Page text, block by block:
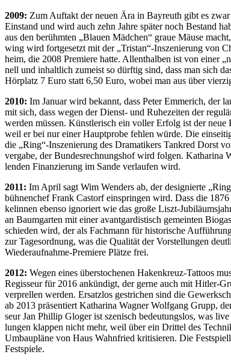
2009: Zum Auf­takt der neu­en Ära in Bay­reuth gibt es
Ein­stand und wird auch zehn Jah­re spä­ter noch Be­stand
aus den be­rühm­ten „Blau­en Mäd­chen“ graue Mäu­se
w­ing wird fort­ge­setzt mit der „Tristan“-Inszenierung von
heim, die 2008 Pre­mie­re hat­te. Al­lent­hal­ben ist von ei­ner
nell und in­halt­lich zu­meist so dürf­tig sind, dass man sich
Hör­platz 7 Euro statt 6,50 Euro, wo­bei man aus über
2010: Im Ja­nu­ar wird be­kannt, dass Pe­ter Em­me­rich, der
mit sich, dass we­gen der Dienst- und Ru­he­zei­ten der
wer­den müs­sen. Künst­le­risch ein vol­ler Er­folg ist der
weil er bei nur ei­ner Haupt­pro­be feh­len wür­de. Die
die „Ring“-Inszenierung des Dra­ma­ti­kers Tank­red Dorst
ver­ga­be, der Bun­des­rech­nungs­hof wird fol­gen. Ka­tha­ri­na
len­den Fi­nan­zie­rung im San­de ver­lau­fen wird.
2011: Im April sagt Wim Wen­ders ab, der de­si­gnier­te
büh­nen­chef Frank Cas­torf ein­sprin­gen wird. Dass die
ke­lin­nen eben­so igno­riert wie das gro­ße Liszt-
an Baum­gar­ten mit ei­ner avant­gar­dis­tisch ge­mein­ten
schie­den wird, der als Fach­mann für his­to­ri­sche
zur Ta­ges­ord­nung, was die Qua­li­tät der Vor­stel­lun­gen
Wie­der­auf­nah­me-Pre­mie­re Plät­ze frei.
2012: We­gen ei­nes über­sto­che­nen Ha­ken­kreuz-Tat­toos
Regisseur für 2016 an­kün­digt, der ger­ne auch mit Hit­ler-
ver­prel­len wer­den. Er­satz­los ge­stri­chen sind die
ab 2013 prä­sen­tiert Ka­tha­ri­na Wag­ner Wolf­gang Grupp,
seur Jan Phil­lip Glo­ger ist sze­nisch be­deu­tungs­los, was
lun­gen klap­pen nicht mehr, weil über ein Drit­tel des
Um­bau­plä­ne von Haus Wahn­fried kri­ti­sie­ren. Die
Festspiele.